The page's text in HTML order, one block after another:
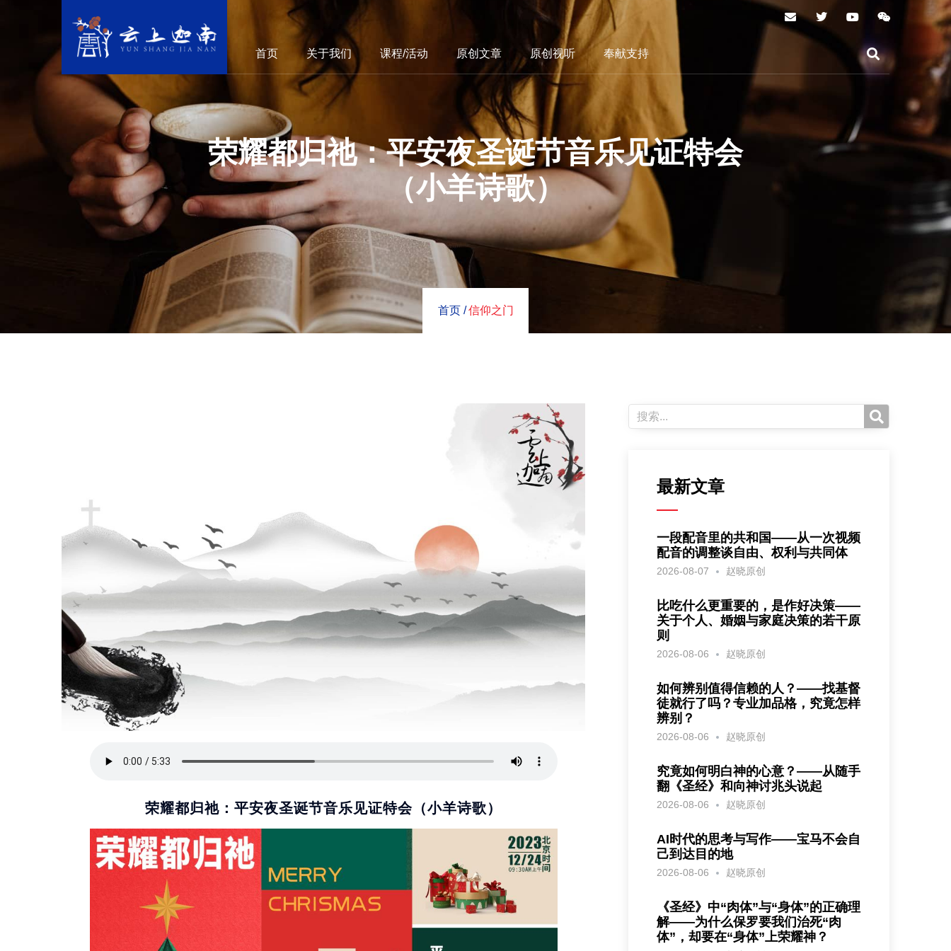
首页 关于我们 课程/活动 原创文章 原创视听 奉献支持
荣耀都归祂：平安夜圣诞节音乐见证特会
（小羊诗歌）
首页 / 信仰之门
荣耀都归祂：平安夜圣诞节音乐见证特会（小羊诗歌）
最新文章
一段配音里的共和国——从一次视频
配音的调整谈自由、权利与共同体
2026-08-07 赵晓原创
比吃什么更重要的，是作好决策——
关于个人、婚姻与家庭决策的若干原
则
2026-08-06 赵晓原创
如何辨别值得信赖的人？——找基督
徒就行了吗？专业加品格，究竟怎样
辨别？
2026-08-06 赵晓原创
究竟如何明白神的心意？——从随手
翻《圣经》和向神讨兆头说起
2026-08-06 赵晓原创
AI时代的思考与写作——宝马不会自
己到达目的地
2026-08-06 赵晓原创
《圣经》中“肉体”与“身体”的正确理
解——为什么保罗要我们治死“肉
体”，却要在“身体”上荣耀神？